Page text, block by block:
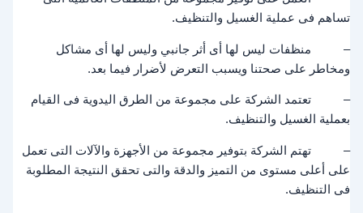
تساهم فى عملية الغسيل والتنظيف.
– منظفات ليس لها أى أثر جانبي وليس لها أى مشاكل
ومخاطر على صحتنا ويسبب التعرض لأضرار فيما بعد.
– تعتمد الشركة على مجموعة من الطرق اليدوية فى القيام
بعملية الغسيل والتنظيف.
– تهتم الشركة بتوفير مجموعة من الأجهزة والآلات التى تعمل
على أعلى مستوى من التميز والدقة والتى تحقق النتيجة المطلوبة
فى التنظيف.